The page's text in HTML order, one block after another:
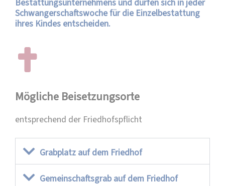
Bestattungsunternehmens und dürfen sich in jeder
Schwangerschaftswoche für die Einzelbestattung
ihres Kindes entscheiden.
Mögliche Beisetzungsorte
entsprechend der Friedhofspflicht
Grabplatz auf dem Friedhof
Gemeinschaftsgrab auf dem Friedhof